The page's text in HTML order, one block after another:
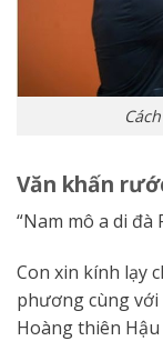
Văn khấn
“Nam mô a di đà
Con xin kính lạy
phương cùng
Hoàng thiên